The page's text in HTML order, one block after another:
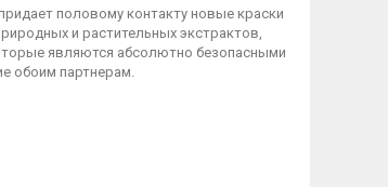
половому контакту новые краски
и растительных экстрактов,
являются абсолютно безопасными
обоим партнерам.